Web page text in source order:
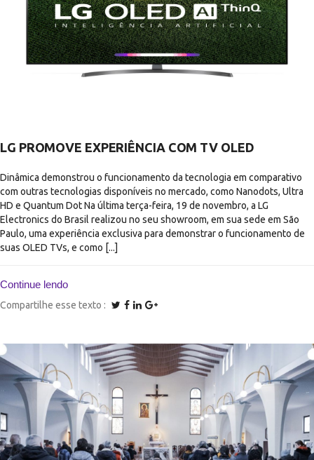
LG PROMOVE EXPERIÊNCIA COM TV OLED
Dinâmica demonstrou o funcionamento da tecnologia em comparativo
com outras tecnologias disponíveis no mercado, como Nanodots, Ultra
HD e Quantum Dot Na última terça-feira, 19 de novembro, a LG
Electronics do Brasil realizou no seu showroom, em sua sede em São
Paulo, uma experiência exclusiva para demonstrar o funcionamento de
suas OLED TVs, e como [...]
Continue lendo
Compartilhe esse texto